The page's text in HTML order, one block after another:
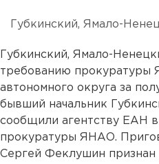
Губкинский, Ямало-
Губкинский, Ямало-
требованию прокуратуры
автономного округа за
бывший начальник
сообщили агентству ЕАН
прокуратуры ЯНАО.
Сергей Феклушин